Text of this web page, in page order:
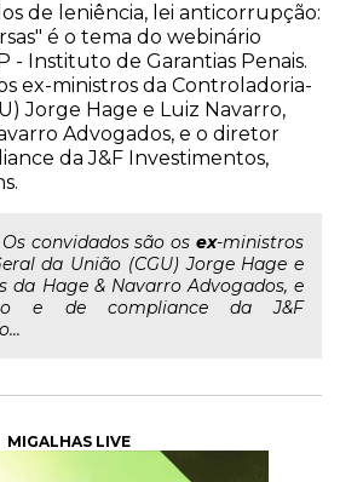
de leniência, lei anticorrupção:
é o tema do webinário
- Instituto de Garantias Penais.
ex-ministros da Controladoria-
Jorge Hage e Luiz Navarro,
Advogados, e o diretor
da J&F Investimentos,
convidados são os ex-ministros
da União (CGU) Jorge Hage e
da Hage & Navarro Advogados, e
e de compliance da J&F
MIGALHAS LIVE